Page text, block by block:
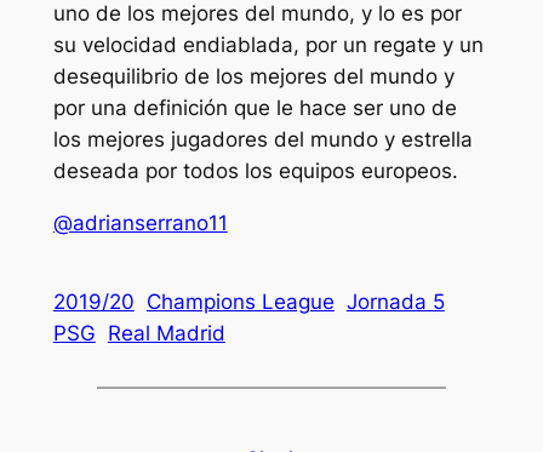
uno de los mejores del mundo, y lo es por
su velocidad endiablada, por un regate y un
desequilibrio de los mejores del mundo y
por una definición que le hace ser uno de
los mejores jugadores del mundo y estrella
deseada por todos los equipos europeos.
@adrianserrano11
2019/20 Champions League Jornada 5
PSG Real Madrid